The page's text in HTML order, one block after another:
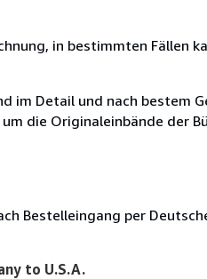
in bestimmten Fällen
im Detail und nach bestem
die Originaleinbände der
Bestelleingang per
to U.S.A.